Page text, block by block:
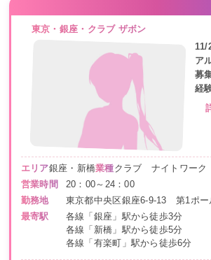
東京・銀座・クラブ ザボン
11/
ア
募
経
エリア銀座・新橋業種クラブ ナイトワーク
営業時間
20：00～24：00
勤務地
東京都中央区銀座6-9-13 第1ポー
最寄駅
各線「銀座」駅から徒歩3分
各線「新橋」駅から徒歩5分
各線「有楽町」駅から徒歩6分